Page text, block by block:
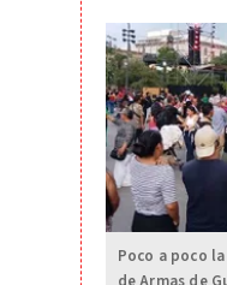
Poco a poco